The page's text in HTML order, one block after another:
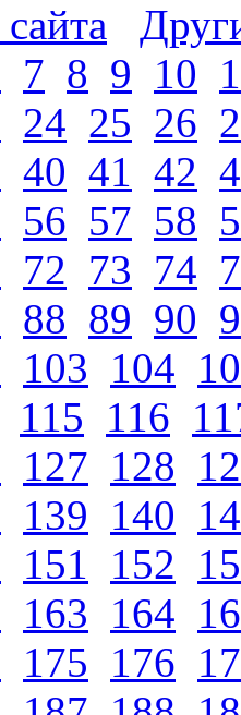
7 8 9 10
24 25 26
40 41 42
56 57 58
72 73 74
88 89 90
103 104
115 116
127 128
139 140
151 152
163 164
175 176